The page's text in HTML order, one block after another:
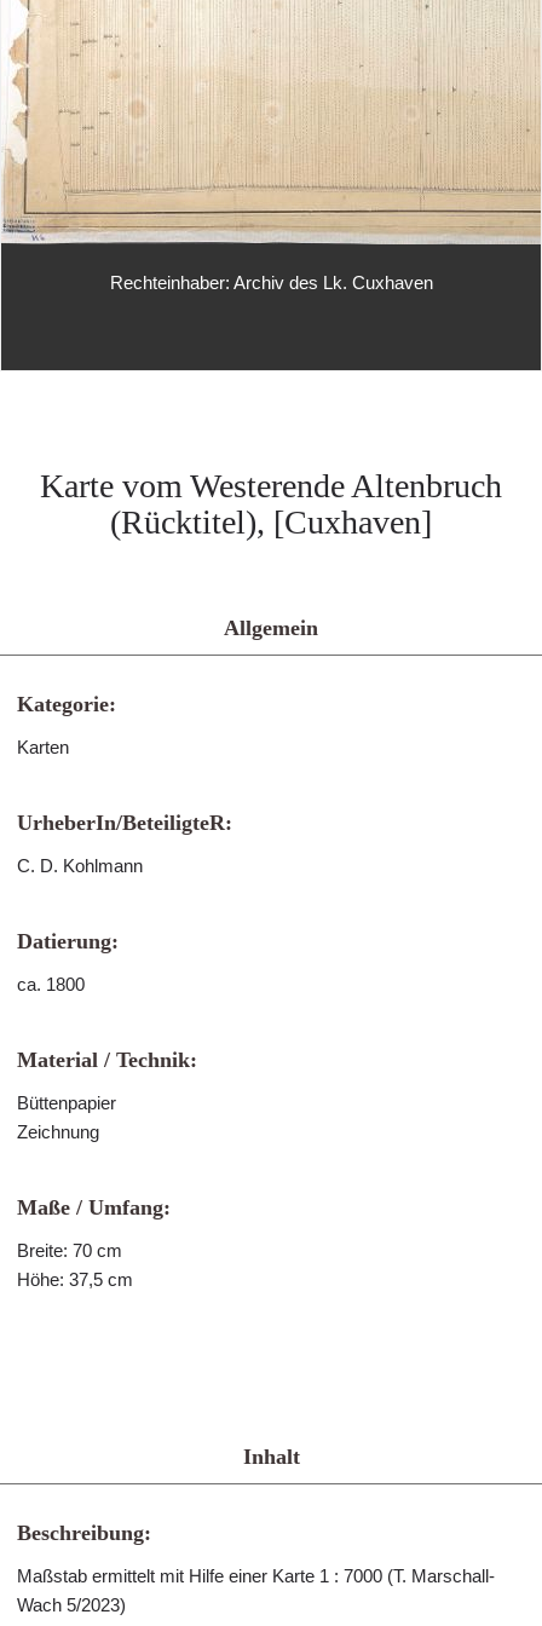
Rechteinhaber: Archiv des Lk. Cuxhaven
Karte vom Westerende Altenbruch
(Rücktitel), [Cuxhaven]
Allgemein
Kategorie:
Karten
UrheberIn/BeteiligteR:
C. D. Kohlmann
Datierung:
ca. 1800
Material / Technik:
Büttenpapier
Zeichnung
Maße / Umfang:
Breite: 70 cm
Höhe: 37,5 cm
Inhalt
Beschreibung:
Maßstab ermittelt mit Hilfe einer Karte 1 : 7000 (T. Marschall-
Wach 5/2023)